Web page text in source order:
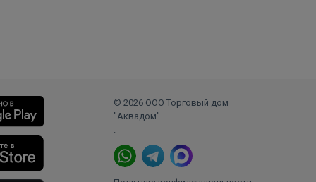
© 2026 ООО Торговый дом
"Аквадом".
.